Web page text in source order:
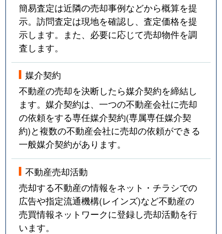
簡易査定は近隣の売却事例などから概算を提
示。訪問査定は現地を確認し、査定価格を提
示します。また、必要に応じて売却物件を調
査します。
媒介契約
不動産の売却を決断したら媒介契約を締結し
ます。媒介契約は、一つの不動産会社に売却
の依頼をする専任媒介契約(専属専任媒介契
約)と複数の不動産会社に売却の依頼ができる
一般媒介契約があります。
不動産売却活動
売却する不動産の情報をネット・チラシでの
広告や指定流通機構(レインズ)など不動産の
売買情報ネットワークに登録し売却活動を行
います。